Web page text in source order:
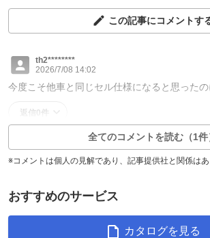
この記事にコメントす
th2********
2026/7/08 14:02
今度こそ他車と同じセル仕様になると思ったの
返信0件
全てのコメントを読む（1件
※コメントは個人の見解であり、記事提供社と関係はあ
おすすめのサービス
カタログを見る